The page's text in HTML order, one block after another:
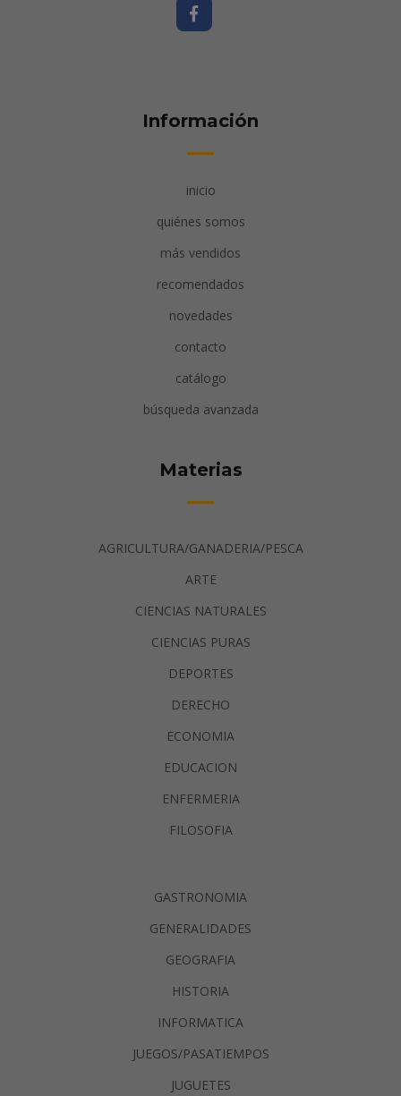
Información
inicio
quiénes somos
más vendidos
recomendados
novedades
contacto
catálogo
búsqueda avanzada
Materias
AGRICULTURA/GANADERIA/PESCA
ARTE
CIENCIAS NATURALES
CIENCIAS PURAS
DEPORTES
DERECHO
ECONOMIA
EDUCACION
ENFERMERIA
FILOSOFIA
GASTRONOMIA
GENERALIDADES
GEOGRAFIA
HISTORIA
INFORMATICA
JUEGOS/PASATIEMPOS
JUGUETES